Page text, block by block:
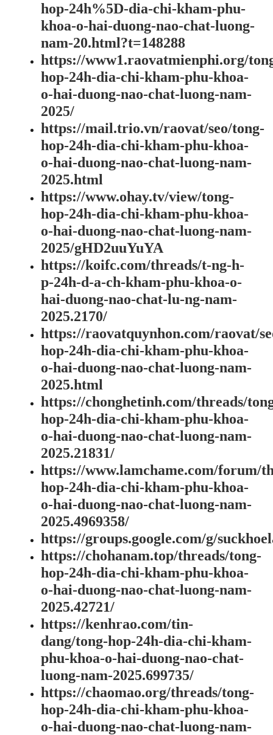
hop-24h%5D-dia-chi-kham-phu-
khoa-o-hai-duong-nao-chat-luong-
nam-20.html?t=148288
https://www1.raovatmienphi.org/
hop-24h-dia-chi-kham-phu-khoa-
o-hai-duong-nao-chat-luong-nam-
2025/
https://mail.trio.vn/raovat/seo/tong-
hop-24h-dia-chi-kham-phu-khoa-
o-hai-duong-nao-chat-luong-nam-
2025.html
https://www.ohay.tv/view/tong-
hop-24h-dia-chi-kham-phu-khoa-
o-hai-duong-nao-chat-luong-nam-
2025/gHD2uuYuYA
https://koifc.com/threads/t-ng-h-
p-24h-d-a-ch-kham-phu-khoa-o-
hai-duong-nao-chat-lu-ng-nam-
2025.2170/
https://raovatquynhon.com/raovat/
hop-24h-dia-chi-kham-phu-khoa-
o-hai-duong-nao-chat-luong-nam-
2025.html
https://chonghetinh.com/threads/
hop-24h-dia-chi-kham-phu-khoa-
o-hai-duong-nao-chat-luong-nam-
2025.21831/
https://www.lamchame.com/forum/
hop-24h-dia-chi-kham-phu-khoa-
o-hai-duong-nao-chat-luong-nam-
2025.4969358/
https://groups.google.com/g/
https://chohanam.top/threads/tong-
hop-24h-dia-chi-kham-phu-khoa-
o-hai-duong-nao-chat-luong-nam-
2025.42721/
https://kenhrao.com/tin-
dang/tong-hop-24h-dia-chi-kham-
phu-khoa-o-hai-duong-nao-chat-
luong-nam-2025.699735/
https://chaomao.org/threads/tong-
hop-24h-dia-chi-kham-phu-khoa-
o-hai-duong-nao-chat-luong-nam-